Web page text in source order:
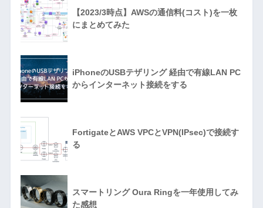
【2023/3時点】AWSの通信料(コスト)を一枚
にまとめてみた
iPhoneのUSBテザリング 経由で有線LAN PC
からインターネット接続をする
FortigateとAWS VPCとVPN(IPsec)で接続す
る
スマートリング Oura Ringを一年使用してみ
た感想